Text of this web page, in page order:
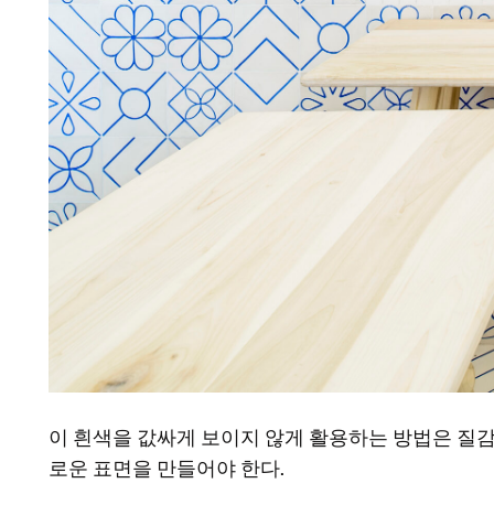
이 흰색을 값싸게 보이지 않게 활용하는 방법은 질
로운 표면을 만들어야 한다.